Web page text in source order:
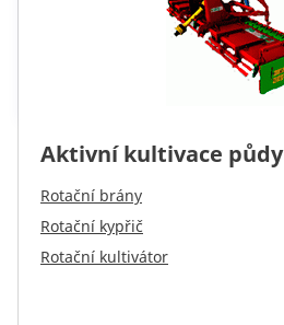
Aktivní kultivace půdy
Rotační brány
Rotační kypřič
Rotační kultivátor